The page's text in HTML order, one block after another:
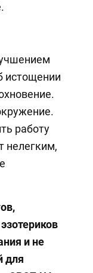
истощении
работу
нелегким,
и не
для